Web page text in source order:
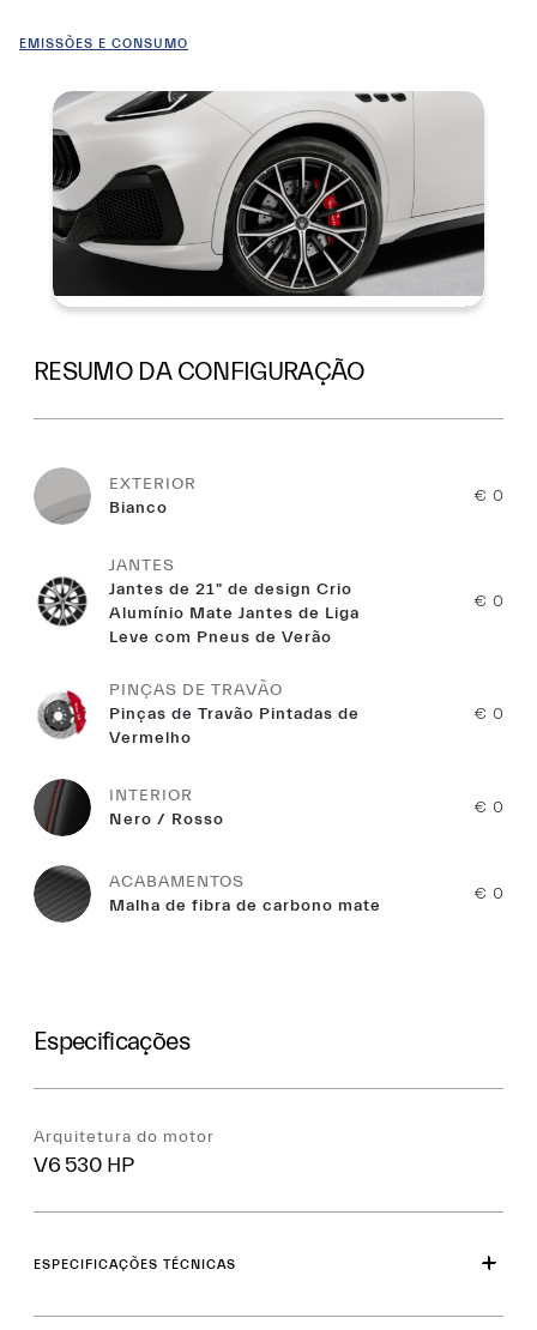
EMISSÕES E CONSUMO
Summary
RESUMO DA CONFIGURAÇÃO
EXTERIOR
Bianco
€ 0
JANTES
Jantes de 21" de design Crio
Alumínio Mate Jantes de Liga
Leve com Pneus de Verão
€ 0
PINÇAS DE TRAVÃO
Pinças de Travão Pintadas de
Vermelho
€ 0
INTERIOR
Nero / Rosso
€ 0
ACABAMENTOS
Malha de fibra de carbono mate
€ 0
Especificações
Arquitetura do motor
V6 530 HP
ESPECIFICAÇÕES TÉCNICAS